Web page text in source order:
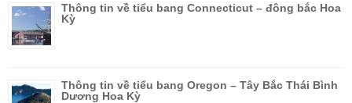
Thông tin về tiểu bang Connecticut – đông bắc Hoa
Kỳ
Thông tin về tiểu bang Oregon – Tây Bắc Thái Bình
Dương Hoa Kỳ